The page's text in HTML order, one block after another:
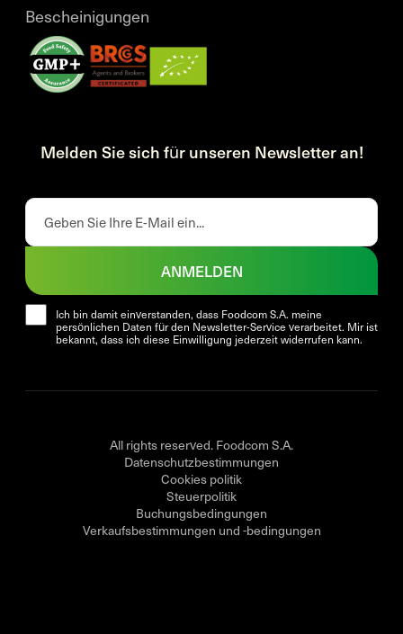
Bescheinigungen
Melden Sie sich für unseren Newsletter an!
Ich bin damit einverstanden, dass Foodcom S.A. meine
persönlichen Daten für den Newsletter-Service verarbeitet. Mir ist
bekannt, dass ich diese Einwilligung jederzeit widerrufen kann.
ANMELDEN
All rights reserved. Foodcom S.A.
Datenschutzbestimmungen
Cookies politik
Steuerpolitik
Buchungsbedingungen
Verkaufsbestimmungen und -bedingungen